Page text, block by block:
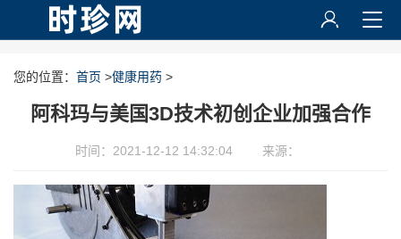
您的位置： 首页 >健康用药 >
阿科玛与美国3D技术初创企业加强合作
时间：2021-12-12 14:32:04 来源：